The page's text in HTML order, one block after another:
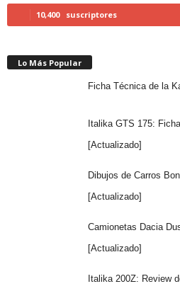
10,400 suscriptores
Lo Más Popular
Ficha Técnica de la
Italika GTS 175:
[Actualizado]
Dibujos de Carros
[Actualizado]
Camionetas Dacia
[Actualizado]
Italika 200Z: Review